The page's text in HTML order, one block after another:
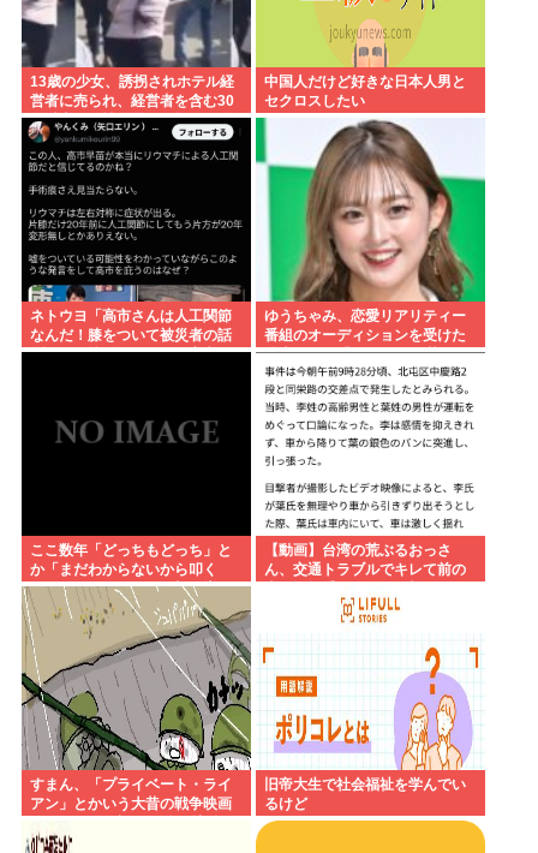
13歳の少女、誘拐されホテル経
営者に売られ、経営者を含む30
人以上から性的暴行。怒った群
集が折檻(動画有)。ホテルはブル
ドーザーで撤去
中国人だけど好きな日本人男と
セクロスしたい
ネトウヨ「高市さんは人工関節
なんだ！膝をついて被災者の話
聞くとか拷問だろ！」⇒高市の
ゆうちゃみ、恋愛リアリティー
番組のオーディションを受けた
過去を激白「10回くらい落ちて
るんです」
ここ数年「どっちもどっち」と
か「まだわからないから叩く
な」とかゆうチキン野郎が増え
たけどどっから来たの？(´・ω・
`)
【動画】台湾の荒ぶるおっさ
ん、交通トラブルでキレて前の
るも壮絶な返り討ちにあう
すまん、「プライベート・ライ
アン」とかいう大昔の戦争映画
見てみたら最初の30分で地獄な
んだが…これずっと続く感じ？
旧帝大生で社会福祉を学んでい
るけど